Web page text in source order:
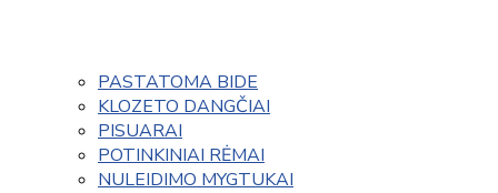
PASTATOMA BIDE
KLOZETO DANGČIAI
PISUARAI
POTINKINIAI RĖMAI
NULEIDIMO MYGTUKAI